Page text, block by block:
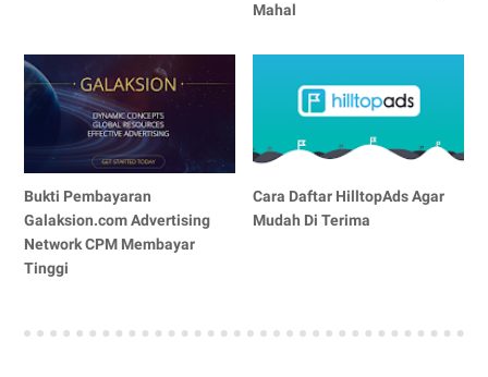
Mahal
Bukti Pembayaran
Galaksion.com Advertising
Network CPM Membayar
Tinggi
Cara Daftar HilltopAds Agar
Mudah Di Terima